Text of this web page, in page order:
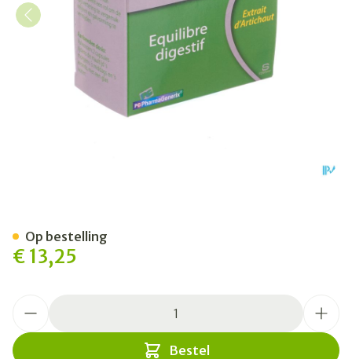
€ 13,25
Bestel
Op bestelling